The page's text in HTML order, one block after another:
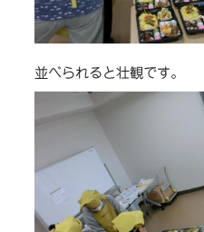
並べられると壮観です。